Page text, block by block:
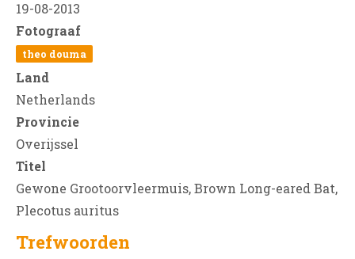
19-08-2013
Fotograaf
theo douma
Land
Netherlands
Provincie
Overijssel
Titel
Gewone Grootoorvleermuis, Brown Long-eared Bat,
Plecotus auritus
Trefwoorden